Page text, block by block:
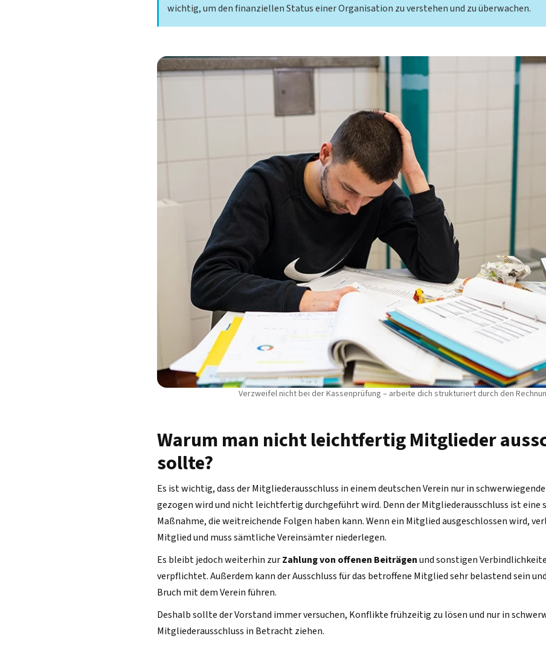
wichtig, um den finanziellen Status einer Organisation zu verstehen und zu überwachen.
Verzweifel nicht bei der Kassenprüfung – arbeite dich strukturiert durch den
Warum man nicht leichtfertig Mitglieder
sollte?
Es ist wichtig, dass der Mitgliederausschluss in einem deutschen Verein nur in
gezogen wird und nicht leichtfertig durchgeführt wird. Denn der Mitgliederausschluss ist eine
Maßnahme, die weitreichende Folgen haben kann. Wenn ein Mitglied ausgeschlossen wird,
Mitglied und muss sämtliche Vereinsämter niederlegen.
Es bleibt jedoch weiterhin zurZahlung von offenen Beiträgenund sonstigen
verpflichtet. Außerdem kann der Ausschluss für das betroffene Mitglied sehr belastend sein
Bruch mit dem Verein führen.
Deshalb sollte der Vorstand immer versuchen, Konflikte frühzeitig zu lösen und nur in
Mitgliederausschluss in Betracht ziehen.